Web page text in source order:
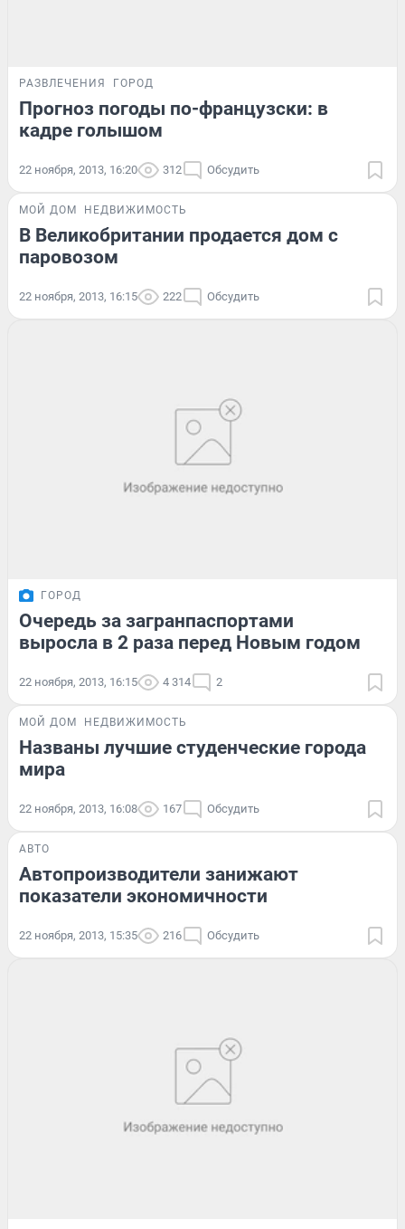
РАЗВЛЕЧЕНИЯ ГОРОД
Прогноз погоды по-французски: в
кадре голышом
22 ноября, 2013, 16:20 312 Обсудить
МОЙ ДОМ НЕДВИЖИМОСТЬ
В Великобритании продается дом с
паровозом
22 ноября, 2013, 16:15 222 Обсудить
ГОРОД
Очередь за загранпаспортами
выросла в 2 раза перед Новым годом
22 ноября, 2013, 16:15 4 314 2
МОЙ ДОМ НЕДВИЖИМОСТЬ
Названы лучшие студенческие города
мира
22 ноября, 2013, 16:08 167 Обсудить
АВТО
Автопроизводители занижают
показатели экономичности
22 ноября, 2013, 15:35 216 Обсудить